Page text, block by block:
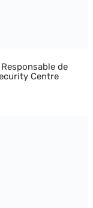
de
Centre